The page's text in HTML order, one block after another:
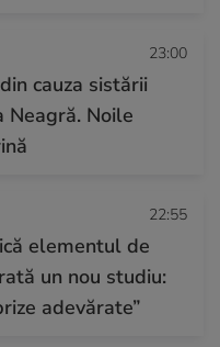
23:00
cauza sistării
Neagră. Noile
22:55
elementul de
un nou studiu:
adevărate”